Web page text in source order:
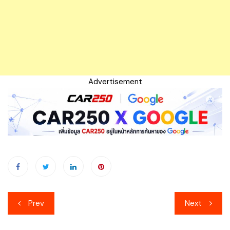
Advertisement
เมนู
นำทาง
Prev Next